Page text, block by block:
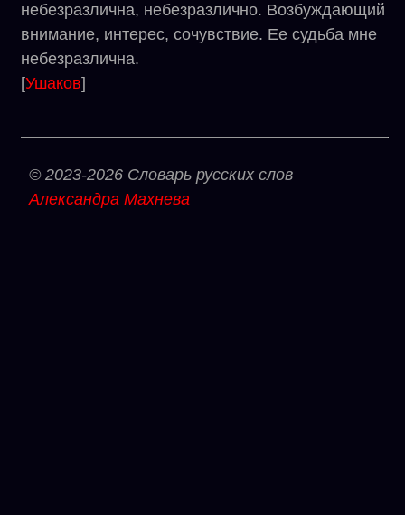
небезразлична, небезразлично. Возбуждающий
внимание, интерес, сочувствие. Ее судьба мне
небезразлична.
[Ушаков]
© 2023-2026 Словарь русских слов
Александра Махнева